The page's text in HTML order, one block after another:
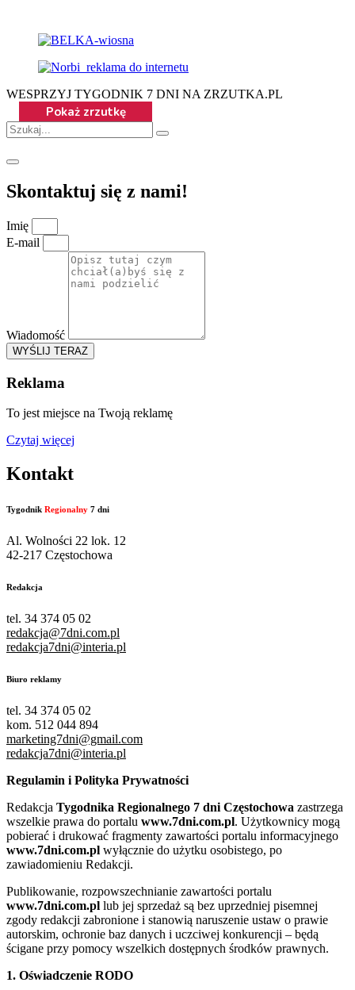
WESPRZYJ TYGODNIK 7 DNI NA ZRZUTKA.PL
Skontaktuj się z nami!
Imię
E-mail
Wiadomość
WYŚLIJ TERAZ
Reklama
To jest miejsce na Twoją reklamę
Czytaj więcej
Kontakt
Tygodnik Regionalny 7 dni
Al. Wolności 22 lok. 12
42-217 Częstochowa
Redakcja
tel. 34 374 05 02
redakcja@7dni.com.pl
redakcja7dni@interia.pl
Biuro reklamy
tel. 34 374 05 02
kom. 512 044 894
marketing7dni@gmail.com
redakcja7dni@interia.pl
Regulamin i Polityka Prywatności
Redakcja Tygodnika Regionalnego 7 dni Częstochowa zastrzega
wszelkie prawa do portalu www.7dni.com.pl. Użytkownicy mogą
pobierać i drukować fragmenty zawartości portalu informacyjnego
www.7dni.com.pl wyłącznie do użytku osobistego, po
zawiadomieniu Redakcji.
Publikowanie, rozpowszechnianie zawartości portalu
www.7dni.com.pl lub jej sprzedaż są bez uprzedniej pisemnej
zgody redakcji zabronione i stanowią naruszenie ustaw o prawie
autorskim, ochronie baz danych i uczciwej konkurencji – będą
ścigane przy pomocy wszelkich dostępnych środków prawnych.
1. Oświadczenie RODO